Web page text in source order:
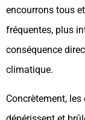
encourrons tous
fréquentes, plus
conséquence
climatique.
Concrètement,